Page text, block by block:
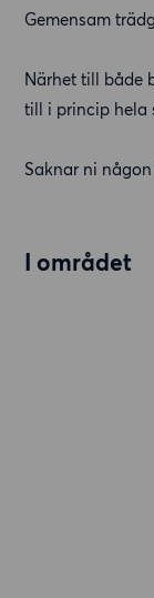
Gemensam
Närhet till både
till i princip hela
Saknar ni
I området